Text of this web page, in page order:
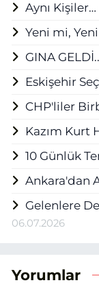
Aynı Kişiler…
Yeni mi,
GINA
Eskişehir
CHP'liler
Kazım Kurt
10 Günlük
Ankara'dan
Gelenlere
06.07.2026
Yorumlar